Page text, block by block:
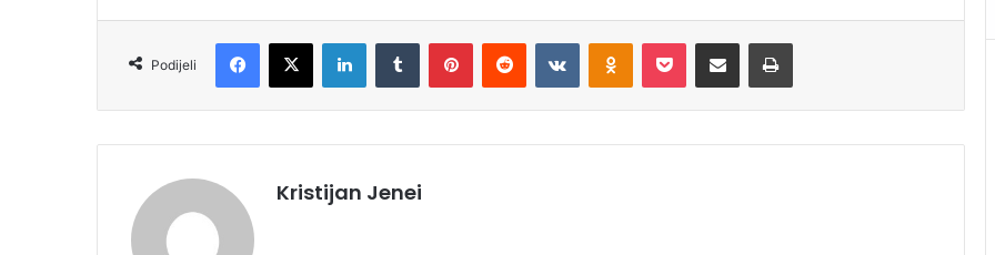
Podijeli
Kristijan Jenei